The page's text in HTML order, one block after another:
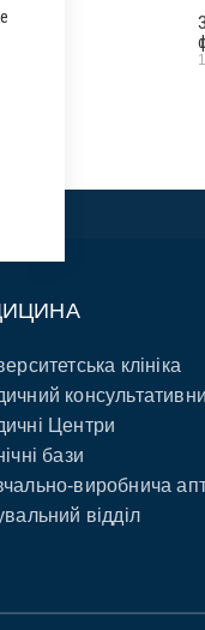
клініка
Центри
бази
виробнича
відділ